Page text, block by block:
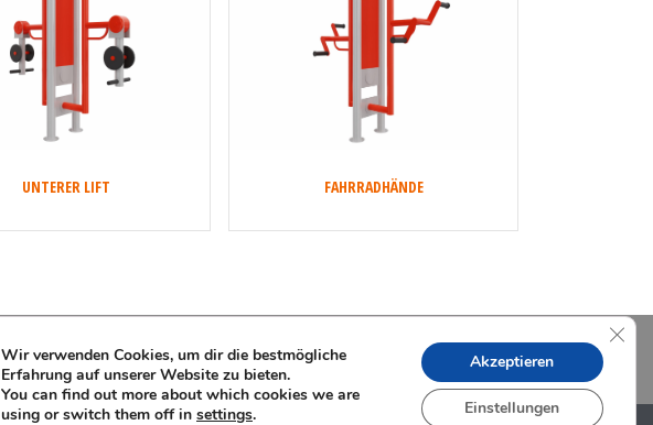
UNTERER LIFT FAHRRADHÄNDE
Wir verwenden Cookies, um dir die bestmögliche
Erfahrung auf unserer Website zu bieten.
You can find out more about which cookies we are
using or switch them off in settings.
Akzeptieren
Einstellungen